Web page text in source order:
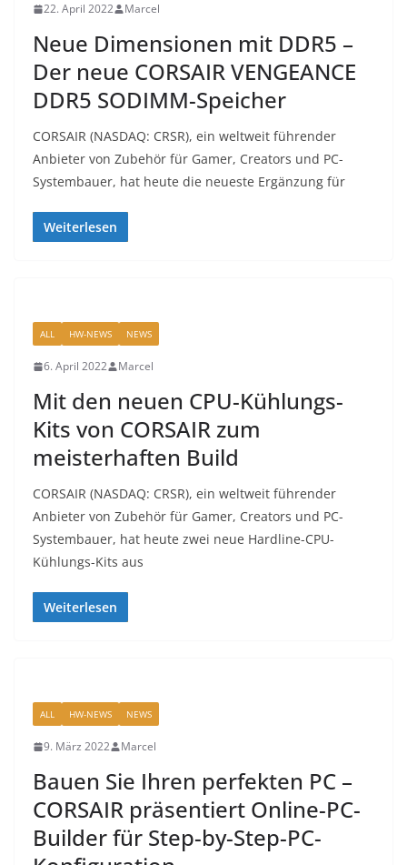
22. April 2022 Marcel
Neue Dimensionen mit DDR5 –
Der neue CORSAIR VENGEANCE
DDR5 SODIMM-Speicher
CORSAIR (NASDAQ: CRSR), ein weltweit führender
Anbieter von Zubehör für Gamer, Creators und PC-
Systembauer, hat heute die neueste Ergänzung für
Weiterlesen
ALL HW-NEWS NEWS
6. April 2022 Marcel
Mit den neuen CPU-Kühlungs-
Kits von CORSAIR zum
meisterhaften Build
CORSAIR (NASDAQ: CRSR), ein weltweit führender
Anbieter von Zubehör für Gamer, Creators und PC-
Systembauer, hat heute zwei neue Hardline-CPU-
Kühlungs-Kits aus
Weiterlesen
ALL HW-NEWS NEWS
9. März 2022 Marcel
Bauen Sie Ihren perfekten PC –
CORSAIR präsentiert Online-PC-
Builder für Step-by-Step-PC-